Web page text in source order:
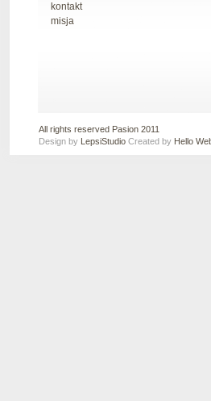
kontakt
misja
All rights reserved Pasion 2011
Design by LepsiStudio Created by Hello